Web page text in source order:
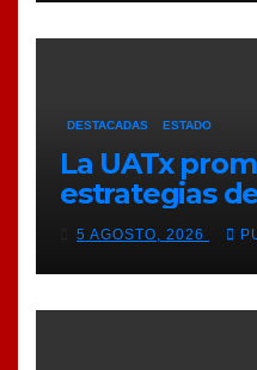
DESTACADAS ESTADO
La UATx
estrategias
centradas en
sus
5 AGOSTO, 2026